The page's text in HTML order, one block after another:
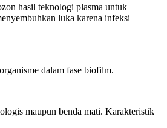
hasil teknologi plasma untuk
luka karena infeksi
dalam fase biofilm.
maupun benda mati. Karakteristik